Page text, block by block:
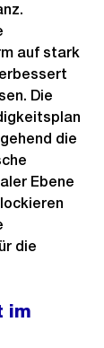
auf stark
Die
die
Ebene
die
im